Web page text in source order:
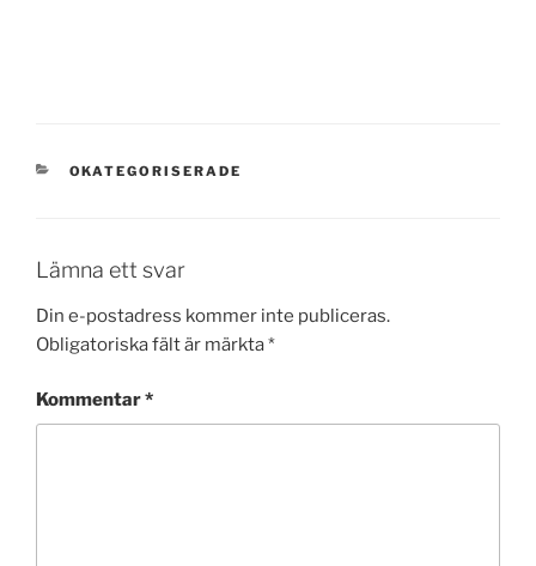
KATEGORIER
OKATEGORISERADE
Lämna ett svar
Din e-postadress kommer inte publiceras.
Obligatoriska fält är märkta*
Kommentar*